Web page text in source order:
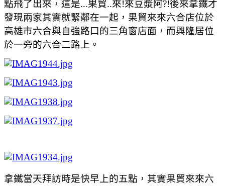
點飛了出來，這是...果貿..來!來豆漿阿?!後來拿鐵才
發現兩家其實就緊鄰在一起，果貿來來六合店位於
高雄市六合與自強路口的三角窗店面，而興隆居位
於一旁的六合二路上。
拿鐵當天拜訪時是快早上的五點，其實果貿來來六